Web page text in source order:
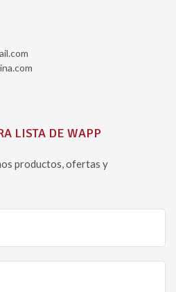
LISTA DE WAPP
productos, ofertas y